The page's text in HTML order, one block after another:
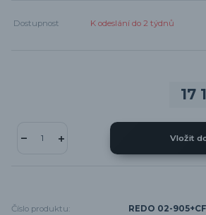
Dostupnost K odeslání do 2 týdnů
17
Vložit
Číslo produktu:
REDO 02-